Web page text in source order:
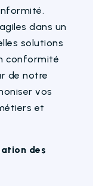
dans un
solutions
conformité
de notre
vos
et
des